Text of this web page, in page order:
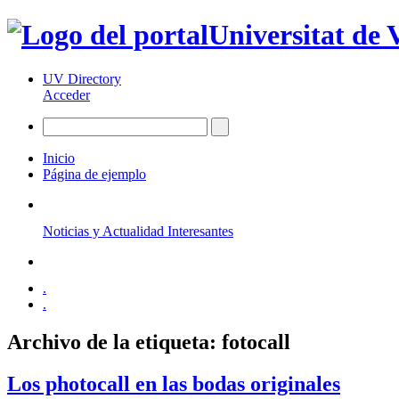
Universitat de
UV Directory
Acceder
Inicio
Página de ejemplo
Noticias y Actualidad Interesantes
.
.
Archivo de la etiqueta: fotocall
Los photocall en las bodas originales